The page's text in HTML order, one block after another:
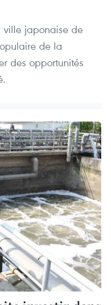
ville japonaise de
de la
des opportunités